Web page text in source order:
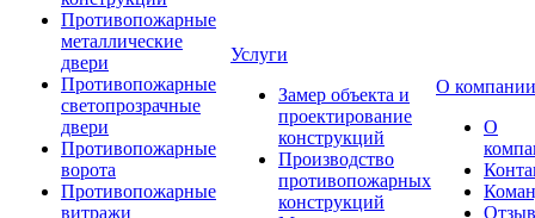
Противопожарные
металлические
двери
Противопожарные
светопрозрачные
двери
Противопожарные
ворота
Противопожарные
витражи
Услуги
Замер объекта и
проектирование
конструкций
Производство
противопожарных
конструкций
О компании
О